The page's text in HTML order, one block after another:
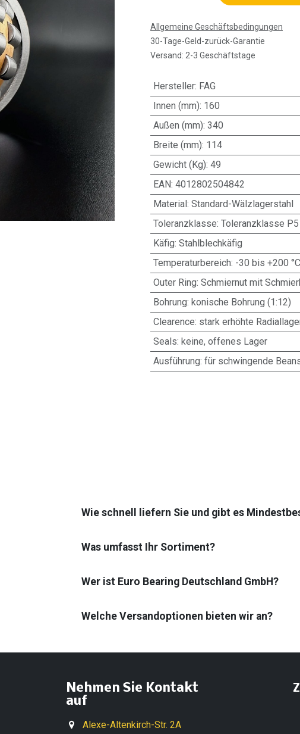
Allgemeine Geschäftsbedingungen
30-Tage-Geld-zurück-Garantie
Versand: 2-3 Geschäftstage
Hersteller: FAG
Innen (mm): 160
Außen (mm): 340
Breite (mm): 114
Gewicht (Kg): 49
EAN: 4012802504842
Material: Standard-Wälzlagerstahl
Toleranzklasse: Toleranzklasse P5
Käfig: Stahlblechkäfig
Temperaturbereich: -30 bis +200 °C
Outer Ring: Schmiernut mit
Bohrung: konische Bohrung (1:12)
Clearence: stark erhöhte
Seals: keine, offenes Lager
Ausführung: für schwingende
Wie schnell liefern Sie und gibt es
Was umfasst Ihr Sortiment?
Wer ist Euro Bearing Deutschland GmbH?
Welche Versandoptionen bieten wir an?
Nehmen Sie Kontakt
auf
Alexe-Altenkirch-Str. 2A